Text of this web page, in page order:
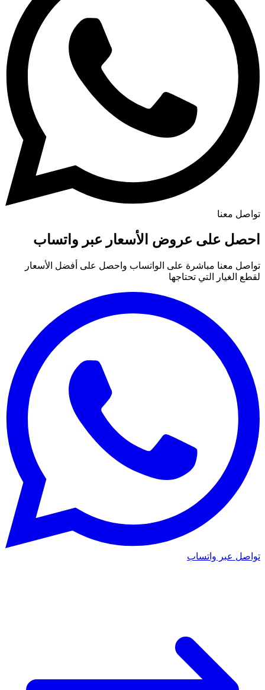
تواصل معنا
احصل على عروض الأسعار عبر واتساب
تواصل معنا مباشرة على الواتساب واحصل على أفضل الأسعار
لقطع الغيار التي تحتاجها
تواصل عبر واتساب